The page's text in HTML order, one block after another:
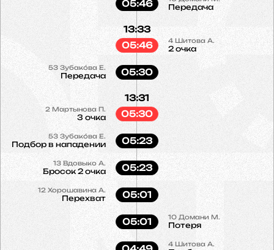
Передача
05:46
4 Шитова А.
2 очка
13:33
05:46
53 Зубако́ва Е.
Передача 05:30
2Мартынова П.
3 очка
13:31
05:30
53 Зубако́ва Е.
Подбор в нападении 05:23
13 Вдовыко А.
Бросок 2 очка 05:23
12 Хорошавина А.
Перехват 05:01
10 Домани М.
Потеря
05:01
4 Шитова А.